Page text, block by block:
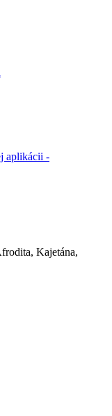
aplikácii -
Kajetána,